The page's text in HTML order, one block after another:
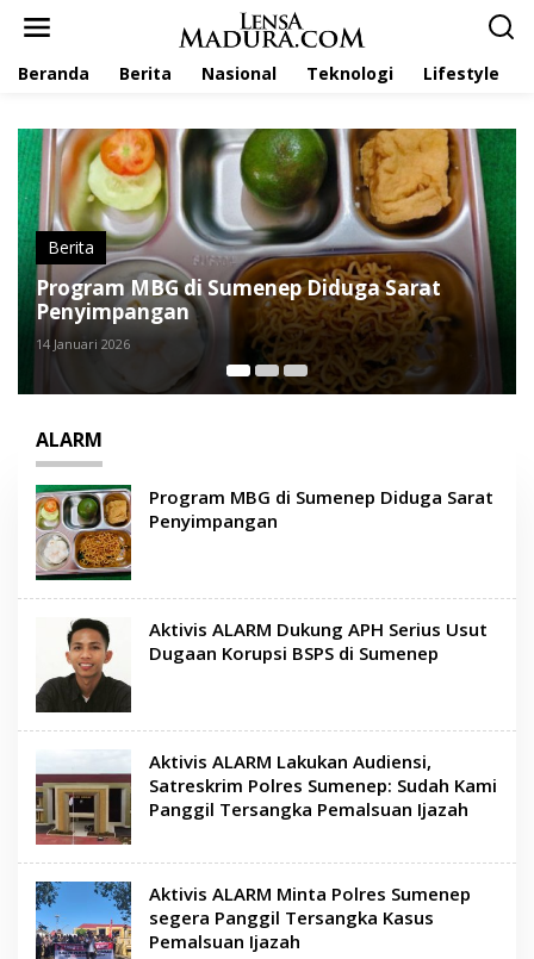
Beranda Berita Nasional Teknologi Lifestyle
Sarat
Berita
Aktivis ALARM Dukung APH
Dugaan Korupsi BSPS di
28 Maret 2025
ALARM
Program MBG di Sumenep Diduga Sarat
Penyimpangan
Aktivis ALARM Dukung APH Serius Usut
Dugaan Korupsi BSPS di Sumenep
Aktivis ALARM Lakukan Audiensi,
Satreskrim Polres Sumenep: Sudah Kami
Panggil Tersangka Pemalsuan Ijazah
Aktivis ALARM Minta Polres Sumenep
segera Panggil Tersangka Kasus
Pemalsuan Ijazah